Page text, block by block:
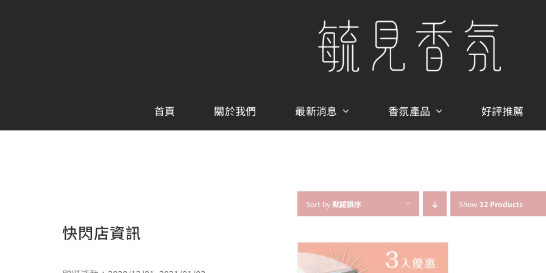
首頁 關於我們 最新消息 香氛產品 好評推薦
Sort by 默認排序 Show 12 Products
快閃店資訊